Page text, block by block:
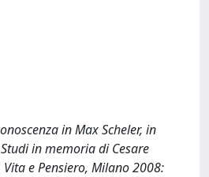
in Max Scheler, in
in memoria di Cesare
e Pensiero, Milano 2008: